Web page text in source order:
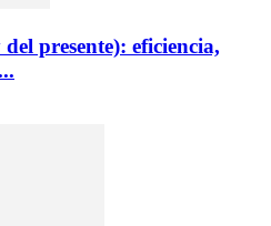
presente): eficiencia,